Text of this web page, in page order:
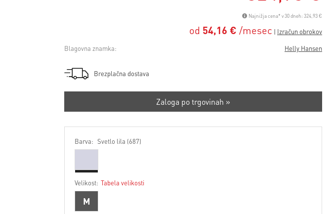
Najnižja cena* v 30 dneh: 324,93 €
od 54,16 € /mesec
Blagovna znamka: Helly Hansen
Brezplačna dostava
Zaloga po trgovinah »
Barva: Svetlo lila (687)
Velikost: Tabela velikosti
M